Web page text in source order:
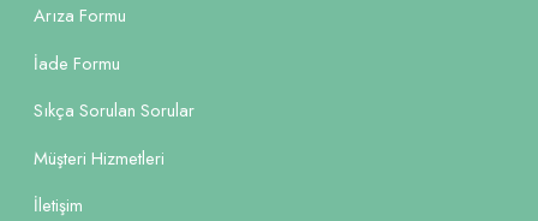
Arıza Formu
İade Formu
Sıkça Sorulan Sorular
Müşteri Hizmetleri
İletişim